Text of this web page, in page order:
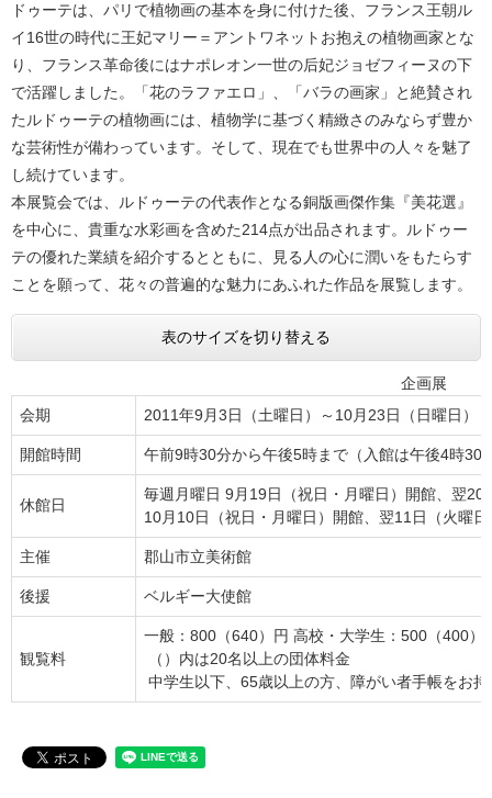
ドゥーテは、パリで植物画の基本を身に付けた後、フランス王朝ル
イ16世の時代に王妃マリー＝アントワネットお抱えの植物画家とな
り、フランス革命後にはナポレオン一世の后妃ジョゼフィーヌの下
で活躍しました。「花のラファエロ」、「バラの画家」と絶賛され
たルドゥーテの植物画には、植物学に基づく精緻さのみならず豊か
な芸術性が備わっています。そして、現在でも世界中の人々を魅了
し続けています。
本展覧会では、ルドゥーテの代表作となる銅版画傑作集『美花選』
を中心に、貴重な水彩画を含めた214点が出品されます。ルドゥー
テの優れた業績を紹介するとともに、見る人の心に潤いをもたらす
ことを願って、花々の普遍的な魅力にあふれた作品を展覧します。
表のサイズを切り替える
企画展
会期
2011年9月3日（土曜日）～10月23日（日曜日）
開館時間 午前9時30分から午後5時まで（入館は午後4時30
休館日
毎週月曜日 9月19日（祝日・月曜日）開館、翌20
10月10日（祝日・月曜日）開館、翌11日（火曜
主催 郡山市立美術館
後援 ベルギー大使館
観覧料
一般：800（640）円 高校・大学生：500（400）
（）内は20名以上の団体料金
中学生以下、65歳以上の方、障がい者手帳をお